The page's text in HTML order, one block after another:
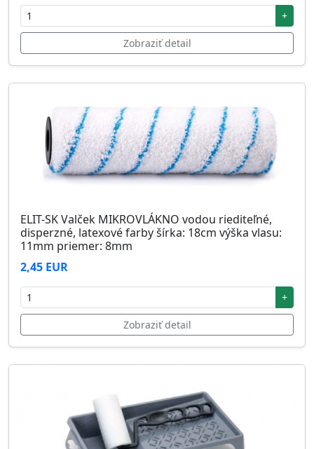
+
Zobraziť detail
ELIT-SK Valček MIKROVLÁKNO vodou riediteľné,
disperzné, latexové farby šírka: 18cm výška vlasu:
11mm priemer: 8mm
2,45 EUR
+
Zobraziť detail